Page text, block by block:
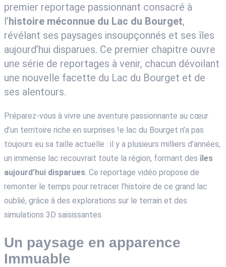
premier reportage passionnant consacré à
l’histoire méconnue du Lac du Bourget,
révélant ses paysages insoupçonnés et ses îles
aujourd’hui disparues. Ce premier chapitre ouvre
une série de reportages à venir, chacun dévoilant
une nouvelle facette du Lac du Bourget et de
ses alentours.
Préparez-vous à vivre une aventure passionnante au cœur
d’un territoire riche en surprises !e lac du Bourget n’a pas
toujours eu sa taille actuelle : il y a plusieurs milliers d’années,
un immense lac recouvrait toute la région, formant desîles
aujourd’hui disparues. Ce reportage vidéo propose de
remonter le temps pour retracer l’histoire de ce grand lac
oublié, grâce à des explorations sur le terrain et des
simulations 3D saisissantes.
Un paysage en apparence
Immuable